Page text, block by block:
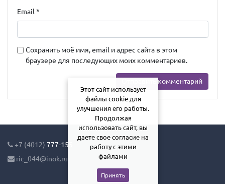
Email*
Сохранить моё имя, email и адрес сайта в этом
браузере для последующих моих комментариев.
+7 (4012) 777-155
ric_044@inok.ru
Этот сайт использует
файлы cookie для
улучшения его работы.
Продолжая
использовать сайт, вы
даете свое согласие на
работу с этими
файлами
Принять